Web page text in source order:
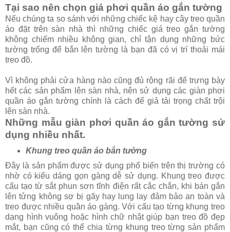
Tại sao nên chọn giá phơi quần áo gắn tường
Nếu chúng ta so sánh với những chiếc kệ hay cây treo quần
áo đặt trên sàn nhà thì những chiếc giá treo gắn tường
không chiếm nhiều không gian, chỉ tận dụng những bức
tường trống để bắn lên tường là bạn đã có vị trí thoải mái
treo đồ.
Vì không phải cửa hàng nào cũng đủ rộng rãi để trưng bày
hết các sản phẩm lên sàn nhà, nên sử dụng các giàn phơi
quần áo gắn tường chính là cách để giả tải trọng chất trội
lên sàn nhà.
Những mẫu giàn phơi quần áo gắn tường sử
dụng nhiều nhất.
Khung treo quần áo bắn tường
Đây là sản phẩm được sử dụng phổ biến trên thị trường có
nhờ có kiểu dáng gọn gàng dễ sử dụng. Khung treo được
cấu tạo từ sắt phun sơn tĩnh điện rất cắc chắn, khi bán gắn
lên tửng không sợ bị gãy hay lung lay đảm bảo an toàn và
treo được nhiều quần áo gàng. Với cấu tạo từng khung treo
dạng hình vuông hoặc hình chữ nhật giúp bạn treo đồ đẹp
mắt, bạn cũng có thể chia từng khung treo từng sản phẩm